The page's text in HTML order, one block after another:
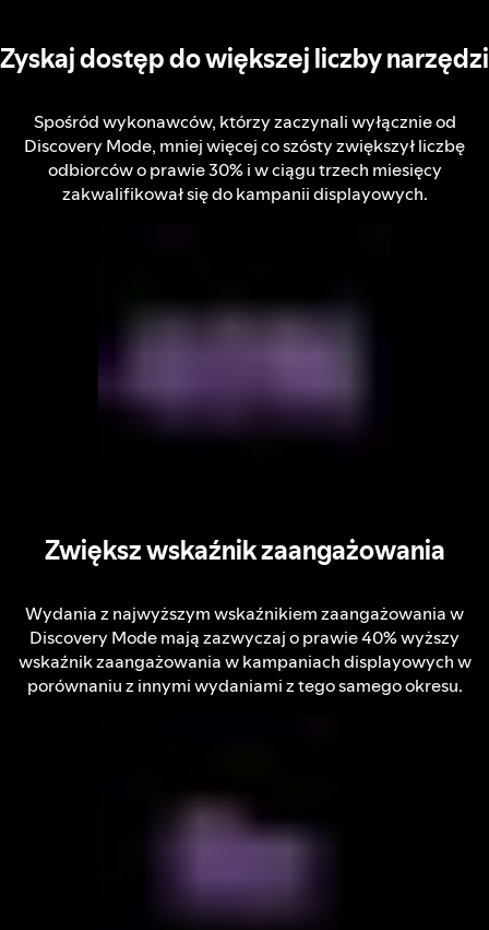
Zyskaj dostęp do większej liczby narzędzi
Spośród wykonawców, którzy zaczynali wyłącznie od
Discovery Mode, mniej więcej co szósty zwiększył liczbę
odbiorców o prawie 30% i w ciągu trzech miesięcy
zakwalifikował się do kampanii displayowych.
Zwiększ wskaźnik zaangażowania
Wydania z najwyższym wskaźnikiem zaangażowania w
Discovery Mode mają zazwyczaj o prawie 40% wyższy
wskaźnik zaangażowania w kampaniach displayowych w
porównaniu z innymi wydaniami z tego samego okresu.